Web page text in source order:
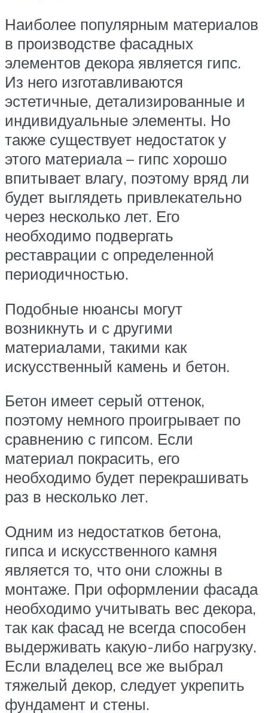
Наиболее популярным материалов
в производстве фасадных
элементов декора является гипс.
Из него изготавливаются
эстетичные, детализированные и
индивидуальные элементы. Но
также существует недостаток у
этого материала – гипс хорошо
впитывает влагу, поэтому вряд ли
будет выглядеть привлекательно
через несколько лет. Его
необходимо подвергать
реставрации с определенной
периодичностью.
Подобные нюансы могут
возникнуть и с другими
материалами, такими как
искусственный камень и бетон.
Бетон имеет серый оттенок,
поэтому немного проигрывает по
сравнению с гипсом. Если
материал покрасить, его
необходимо будет перекрашивать
раз в несколько лет.
Одним из недостатков бетона,
гипса и искусственного камня
является то, что они сложны в
монтаже. При оформлении фасада
необходимо учитывать вес декора,
так как фасад не всегда способен
выдерживать какую-либо нагрузку.
Если владелец все же выбрал
тяжелый декор, следует укрепить
фундамент и стены.